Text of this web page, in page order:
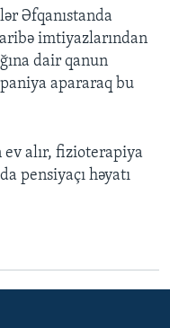
Əfqanıstanda
imtiyazlarından
dair qanun
apararaq bu
ev alır, fizioterapiya
pensiyaçı həyatı